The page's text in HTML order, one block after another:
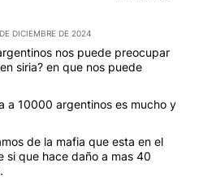
DICIEMBRE DE 2024
nos puede preocupar
siria? en que nos puede
a 10000 argentinos es mucho y
de la mafia que esta en el
si que hace daño a mas 40